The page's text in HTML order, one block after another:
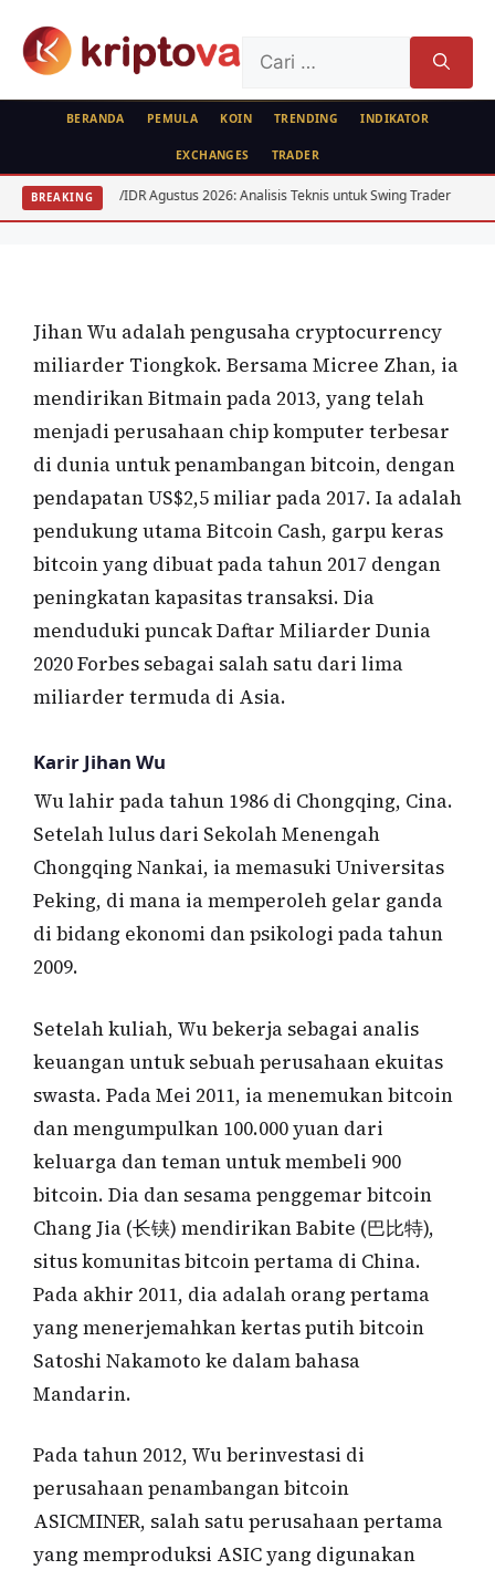
untuk:
BERANDA PEMULA KOIN TRENDING INDIKATOR
EXCHANGES TRADER
BREAKING
USD/IDR Agustus 2026: Analisis Teknis untuk Swing Trader Analisis
PROFILE
Jihan Wu
Jihan Wu adalah pengusaha cryptocurrency
miliarder Tiongkok. Bersama Micree Zhan, ia
mendirikan Bitmain pada 2013, yang telah
menjadi perusahaan chip komputer terbesar
di dunia untuk penambangan bitcoin, dengan
pendapatan US$2,5 miliar pada 2017. Ia adalah
pendukung utama Bitcoin Cash, garpu keras
bitcoin yang dibuat pada tahun 2017 dengan
peningkatan kapasitas transaksi. Dia
menduduki puncak Daftar Miliarder Dunia
2020 Forbes sebagai salah satu dari lima
miliarder termuda di Asia.
Karir Jihan Wu
Wu lahir pada tahun 1986 di Chongqing, Cina.
Setelah lulus dari Sekolah Menengah
Chongqing Nankai, ia memasuki Universitas
Peking, di mana ia memperoleh gelar ganda
di bidang ekonomi dan psikologi pada tahun
2009.
Setelah kuliah, Wu bekerja sebagai analis
keuangan untuk sebuah perusahaan ekuitas
swasta. Pada Mei 2011, ia menemukan bitcoin
dan mengumpulkan 100.000 yuan dari
keluarga dan teman untuk membeli 900
bitcoin. Dia dan sesama penggemar bitcoin
Chang Jia (长铗) mendirikan Babite (巴比特),
situs komunitas bitcoin pertama di China.
Pada akhir 2011, dia adalah orang pertama
yang menerjemahkan kertas putih bitcoin
Satoshi Nakamoto ke dalam bahasa
Mandarin.
Pada tahun 2012, Wu berinvestasi di
perusahaan penambangan bitcoin
ASICMINER, salah satu perusahaan pertama
yang memproduksi ASIC yang digunakan